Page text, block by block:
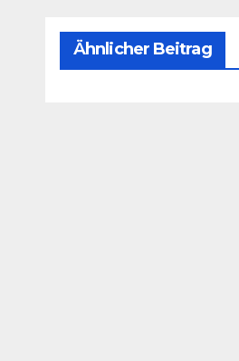
Ähnlicher Beitrag